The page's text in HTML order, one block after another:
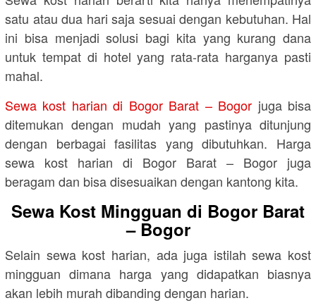
satu atau dua hari saja sesuai dengan kebutuhan. Hal
ini bisa menjadi solusi bagi kita yang kurang dana
untuk tempat di hotel yang rata-rata harganya pasti
mahal.
Sewa kost harian di Bogor Barat – Bogor juga bisa
ditemukan dengan mudah yang pastinya ditunjung
dengan berbagai fasilitas yang dibutuhkan. Harga
sewa kost harian di Bogor Barat – Bogor juga
beragam dan bisa disesuaikan dengan kantong kita.
Sewa Kost Mingguan di Bogor Barat
– Bogor
Selain sewa kost harian, ada juga istilah sewa kost
mingguan dimana harga yang didapatkan biasnya
akan lebih murah dibanding dengan harian.